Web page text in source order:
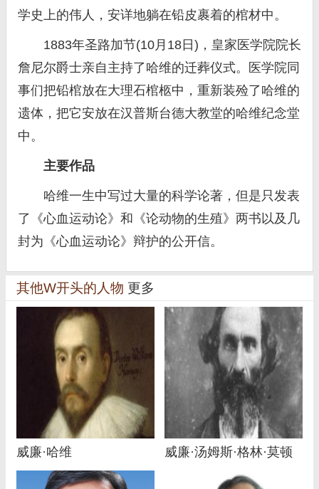
学史上的伟人，安详地躺在铅皮裹着的棺材中。
1883年圣路加节(10月18日)，皇家医学院院长
詹尼尔爵士亲自主持了哈维的迁葬仪式。医学院同
事们把铅棺放在大理石棺柩中，重新装殓了哈维的
遗体，把它安放在汉普斯台德大教堂的哈维纪念堂
中。
主要作品
哈维一生中写过大量的科学论著，但是只发表
了《心血运动论》和《论动物的生殖》两书以及几
封为《心血运动论》辩护的公开信。
其他W开头的人物 更多
威廉·哈维 威廉·汤姆斯·格林·莫顿